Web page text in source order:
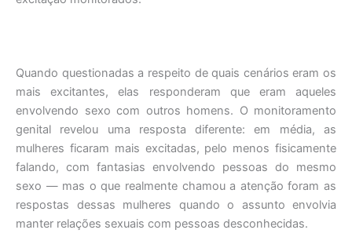
Quando questionadas a respeito de quais cenários eram os
mais excitantes, elas responderam que eram aqueles
envolvendo sexo com outros homens. O monitoramento
genital revelou uma resposta diferente: em média, as
mulheres ficaram mais excitadas, pelo menos fisicamente
falando, com fantasias envolvendo pessoas do mesmo
sexo — mas o que realmente chamou a atenção foram as
respostas dessas mulheres quando o assunto envolvia
manter relações sexuais com pessoas desconhecidas.